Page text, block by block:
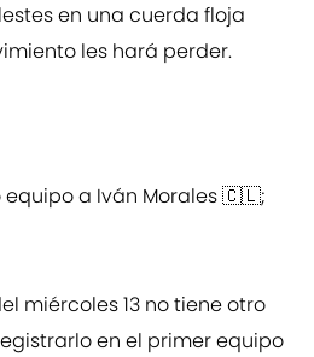
en una cuerda floja
les hará perder.
equipo a Iván Morales 🇨🇱;
miércoles 13 no tiene otro
en el primer equipo